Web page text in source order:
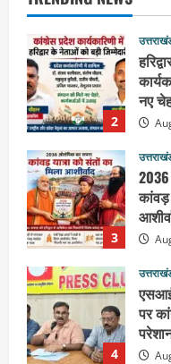
2
3
कांवड़
4
पर
5
महंत
दिन
साथ